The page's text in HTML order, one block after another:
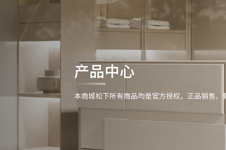
产品中心
本商城松下所有商品均是官方授权，正品销售，